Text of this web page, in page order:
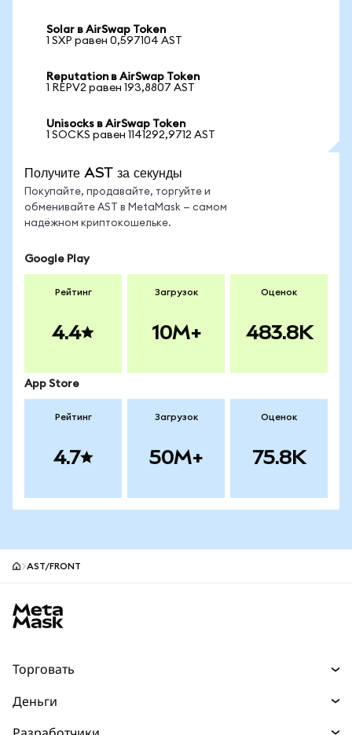
Solar в AirSwap Token
1 SXP равен 0,597104 AST
Reputation в AirSwap Token
1 REPV2 равен 193,8807 AST
Unisocks в AirSwap Token
1 SOCKS равен 1141292,9712 AST
Получите AST за секунды
Покупайте, продавайте, торгуйте и
обменивайте AST в MetaMask — самом
надёжном криптокошельке.
Google Play
Рейтинг
4.4
Загрузок
10M+
Оценок
483.8K
App Store
Рейтинг
4.7
Загрузок
50M+
Оценок
75.8K
AST/FRONT
Торговать
Деньги